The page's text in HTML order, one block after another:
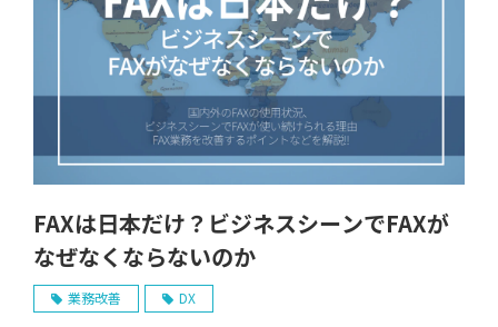
FAXは日本だけ？ビジネスシーンでFAXが
なぜなくならないのか
業務改善 DX